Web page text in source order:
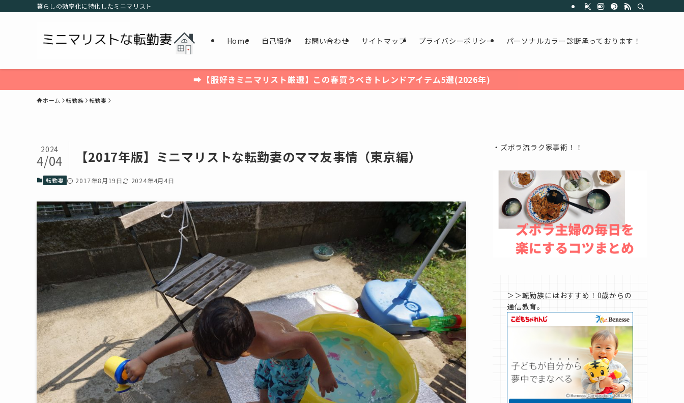
暮らしの効率化に特化したミニマリスト
Home 自己紹介 お問い合わせ サイトマップ プライバシーポリシー パーソナルカラー診断承っております！
➡【服好きミニマリスト厳選】この春買うべきトレンドアイテム5選(2026年)
ホーム 転勤族 転勤妻
【2017年版】ミニマリストな転勤妻のママ友事情（東京編）
2024
4/04
転勤妻 2017年8月19日 2024年4月4日
・ズボラ流ラク家事術！！
＞＞転勤族にはおすすめ！0歳からの
通信教育。